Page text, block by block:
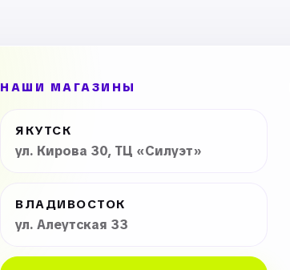
НАШИ МАГАЗИНЫ
ЯКУТСК
ул. Кирова 30, ТЦ «Силуэт»
ВЛАДИВОСТОК
ул. Алеутская 33